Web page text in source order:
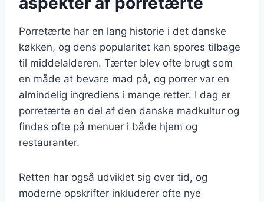
Porretærte har en lang historie i det danske
køkken, og dens popularitet kan spores tilbage
til middelalderen. Tærter blev ofte brugt som
en måde at bevare mad på, og porrer var en
almindelig ingrediens i mange retter. I dag er
porretærte en del af den danske madkultur og
findes ofte på menuer i både hjem og
restauranter.
Retten har også udviklet sig over tid, og
moderne opskrifter inkluderer ofte nye